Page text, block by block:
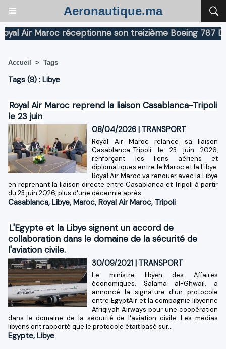
Aeronautique.ma
Air Maroc réceptionne son treizième Boeing 787
Accueil > Tags
Tags (8) : Libye
Royal Air Maroc reprend la liaison Casablanca-Tripoli
le 23 juin
08/04/2026 | TRANSPORT
Royal Air Maroc relance sa liaison
Casablanca-Tripoli le 23 juin 2026,
renforçant les liens aériens et
diplomatiques entre le Maroc et la Libye.
Royal Air Maroc va renouer avec la Libye
en reprenant la liaison directe entre Casablanca et Tripoli à partir
du 23 juin 2026, plus d'une décennie après...
Casablanca, Libye, Maroc, Royal Air Maroc, Tripoli
L'Egypte et la Libye signent un accord de
collaboration dans le domaine de la sécurité de
l'aviation civile.
30/09/2021 | TRANSPORT
Le ministre libyen des Affaires
économiques, Salama al-Ghwail, a
annoncé la signature d'un protocole
entre EgyptAir et la compagnie libyenne
Afriqiyah Airways pour une coopération
dans le domaine de la sécurité de l'aviation civile. Les médias
libyens ont rapporté que le protocole était basé sur...
Egypte, Libye